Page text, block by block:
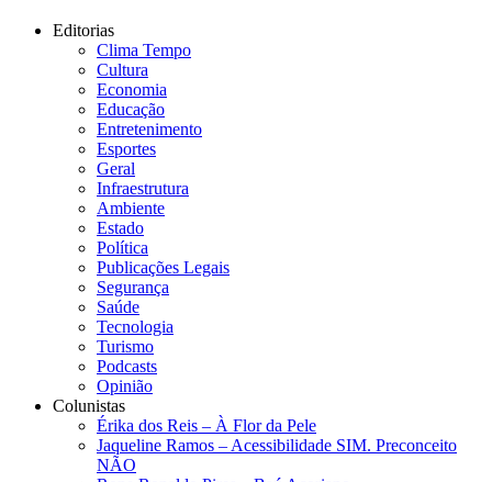
Editorias
Clima Tempo
Cultura
Economia
Educação
Entretenimento
Esportes
Geral
Infraestrutura
Ambiente
Estado
Política
Publicações Legais
Segurança
Saúde
Tecnologia
Turismo
Podcasts
Opinião
Colunistas
Érika dos Reis​ – À Flor da Pele
Jaqueline Ramos – Acessibilidade SIM. Preconceito
NÃO